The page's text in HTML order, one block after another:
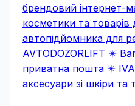
брендовий інтернет-
косметики та
автопідйомника для
AVTODOZORLIFT ✴️
приватна пошта ✴️
аксесуари зі шкіри та